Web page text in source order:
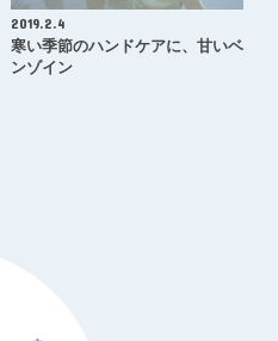
2019.2.4
寒い季節のハンドケアに、甘いベ
ンゾイン